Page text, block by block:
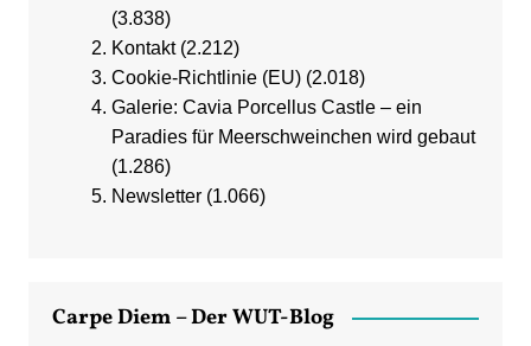
(3.838)
Kontakt (2.212)
Cookie-Richtlinie (EU) (2.018)
Galerie: Cavia Porcellus Castle – ein
Paradies für Meerschweinchen wird gebaut
(1.286)
Newsletter (1.066)
Carpe Diem – Der WUT-Blog